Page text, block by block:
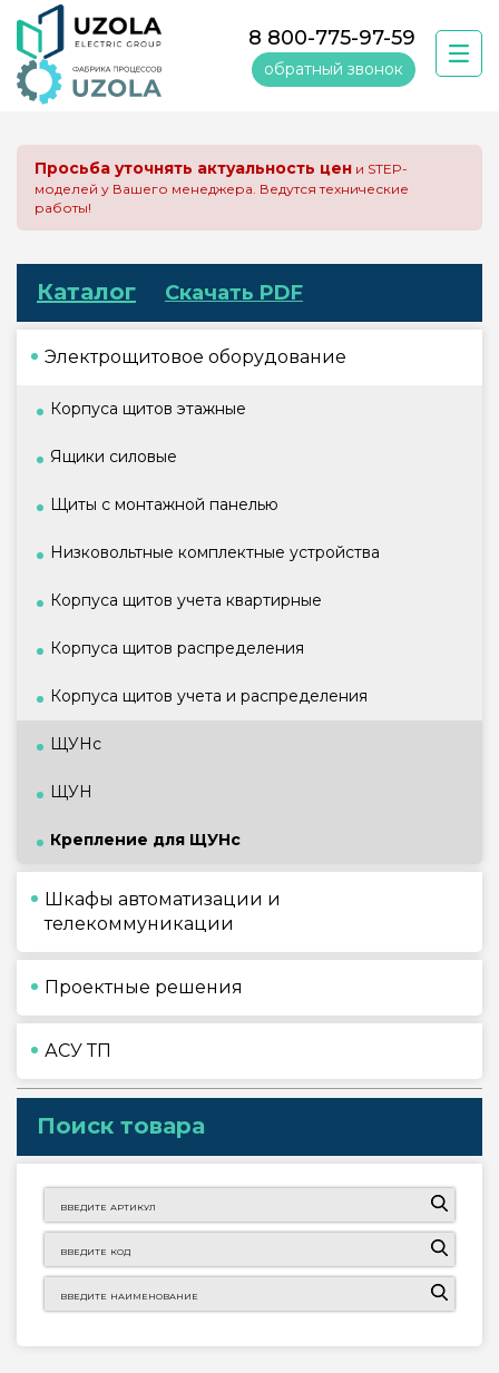
8 800-775-97-59
обратный звонок
Просьба уточнять актуальность цен и STEP-
моделей у Вашего менеджера. Ведутся технические
работы!
Каталог Скачать PDF
Электрощитовое оборудование
Корпуса щитов этажные
Ящики силовые
Щиты с монтажной панелью
Низковольтные комплектные устройства
Корпуса щитов учета квартирные
Корпуса щитов распределения
Корпуса щитов учета и распределения
ЩУНс
ЩУН
Крепление для ЩУНс
Шкафы автоматизации и
телекоммуникации
Проектные решения
АСУ ТП
Поиск товара